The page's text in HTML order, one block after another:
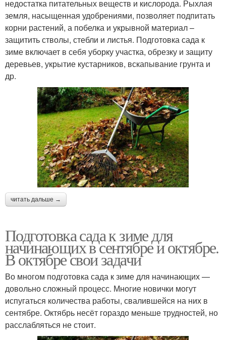
недостатка питательных веществ и кислорода. Рыхлая
земля, насыщенная удобрениями, позволяет подпитать
корни растений, а побелка и укрывной материал –
защитить стволы, стебли и листья. Подготовка сада к
зиме включает в себя уборку участка, обрезку и защиту
деревьев, укрытие кустарников, вскапывание грунта и
др.
читать дальше →
Подготовка сада к зиме для
начинающих в сентябре и октябре.
В октябре свои задачи
Во многом подготовка сада к зиме для начинающих —
довольно сложный процесс. Многие новички могут
испугаться количества работы, свалившейся на них в
сентябре. Октябрь несёт гораздо меньше трудностей, но
расслабляться не стоит.